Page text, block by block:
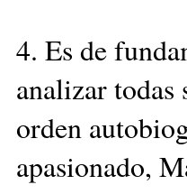
4. Es de
analizar todas
orden
apasionado,